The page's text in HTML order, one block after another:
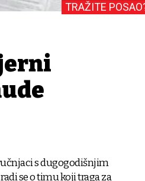
TRAŽITE
s dugogodišnjim
se o timu koji traga za